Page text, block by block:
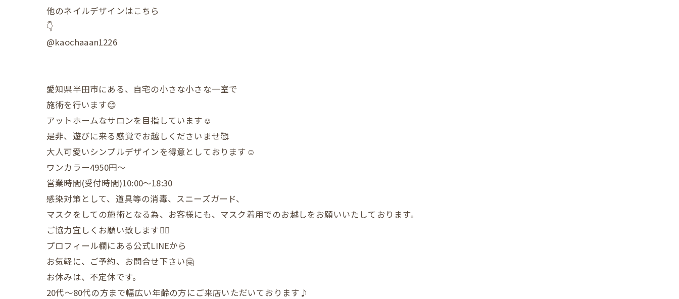
他のネイルデザインはこちら
👇
@kaochaaan1226
愛知県半田市にある、自宅の小さな小さな一室で
施術を行います😊
アットホームなサロンを目指しています☺️
是非、遊びに来る感覚でお越しくださいませ🥰
大人可愛いシンプルデザインを得意としております☺️
ワンカラー4950円〜
営業時間(受付時間)10:00〜18:30
感染対策として、道具等の消毒、スニーズガード、
マスクをしての施術となる為、お客様にも、マスク着用でのお越しをお願いいたしております。
ご協力宜しくお願い致します🙇‍♀️
プロフィール欄にある公式LINEから
お気軽に、ご予約、お問合せ下さい🤗
お休みは、不定休です。
20代〜80代の方まで幅広い年齢の方にご来店いただいております♪